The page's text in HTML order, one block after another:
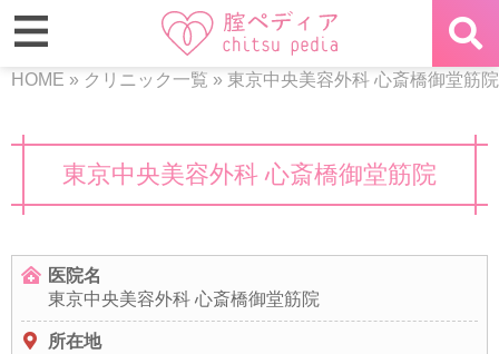
HOME » クリニック一覧 » 東京中央美容外科 心斎橋御堂筋院
東京中央美容外科 心斎橋御堂筋院
医院名
東京中央美容外科 心斎橋御堂筋院
所在地